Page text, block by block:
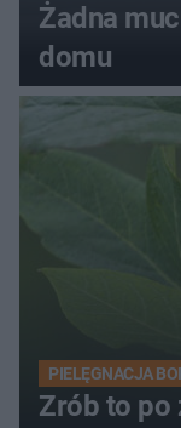
Żadna
domu
PIELĘGNACJA
Zrób to po